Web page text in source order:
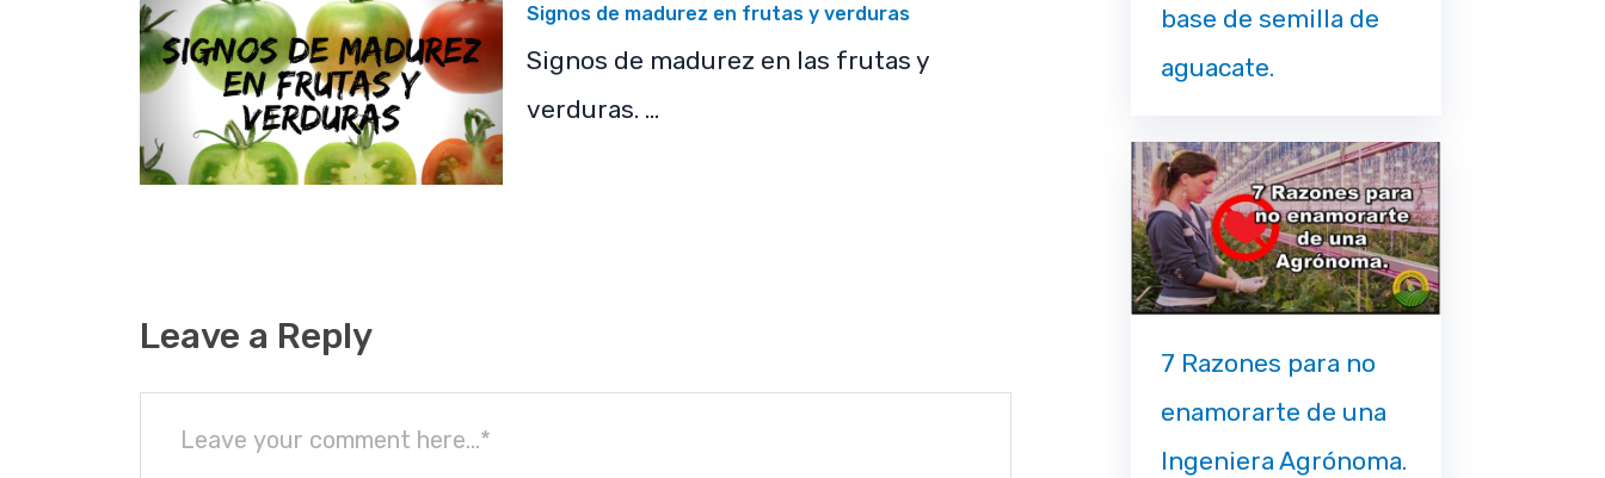
Signos de madurez en frutas y verduras
Signos de madurez en las frutas y
verduras. …
Leave a Reply
base de semilla de
aguacate.
7 Razones para no
enamorarte de una
Ingeniera Agrónoma.